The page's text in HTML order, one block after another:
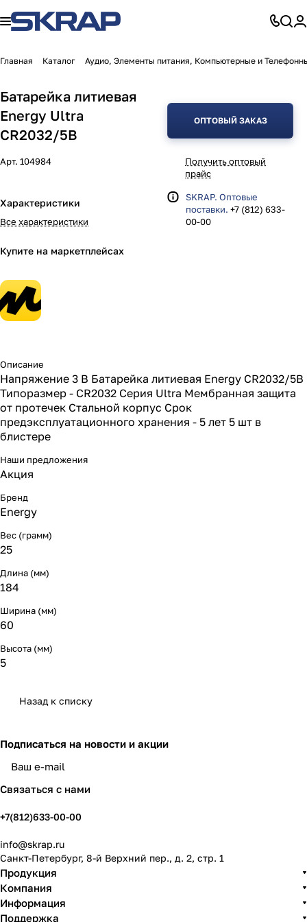
Главная Каталог Аудио, Элементы питания, Компьютерные и
Батарейка литиевая
Energy Ultra
CR2032/5B
Арт. 104984
Характеристики
Все характеристики
Купите на маркетплейсах
ОПТОВЫЙ ЗАКАЗ
Получить оптовый
прайс
SKRAP. Оптовые
поставки. +7 (812) 633-
00-00
Описание
Напряжение 3 В Батарейка литиевая Energy CR2032/5B
Типоразмер - CR2032 Серия Ultra Мембранная защита
от протечек Стальной корпус Срок
предэксплуатационного хранения - 5 лет 5 шт в
блистере
Наши предложения
Акция
Бренд
Energy
Вес (грамм)
25
Длина (мм)
184
Ширина (мм)
60
Высота (мм)
5
Назад к списку
Подписаться на новости и акции
Связаться с нами
+7(812)633-00-00
info@skrap.ru
Санкт-Петербург, 8-й Верхний пер., д. 2, стр. 1
Продукция
Компания
Информация
Поддержка